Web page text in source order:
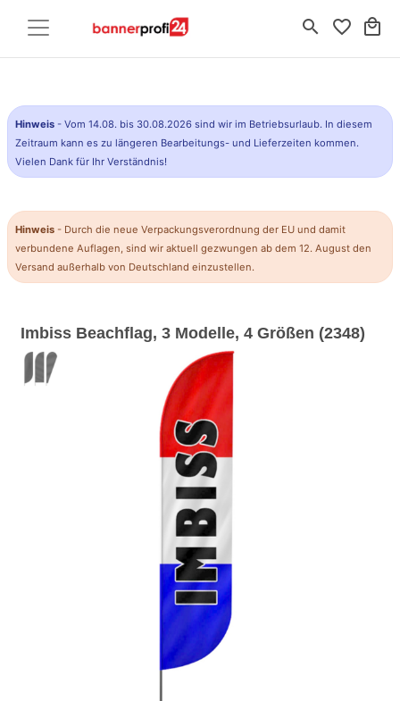
search favorite_border local_mall
Hinweis - Vom 14.08. bis 30.08.2026 sind wir im Betriebsurlaub. In diesem
Zeitraum kann es zu längeren Bearbeitungs- und Lieferzeiten kommen.
Vielen Dank für Ihr Verständnis!
Hinweis - Durch die neue Verpackungsverordnung der EU und damit
verbundene Auflagen, sind wir aktuell gezwungen ab dem 12. August den
Versand außerhalb von Deutschland einzustellen.
Imbiss Beachflag, 3 Modelle, 4 Größen (2348)